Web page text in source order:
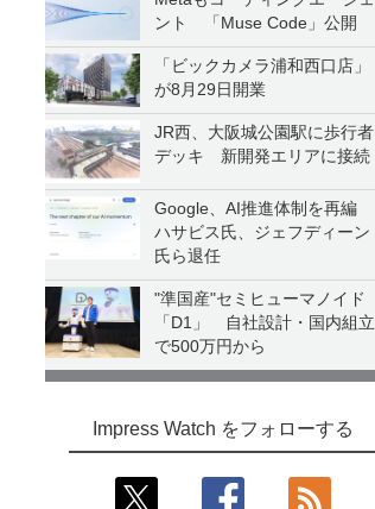
ント 「Muse Code」公開
「ビックカメラ浦和西口店」
が8月29日開業
JR西、大阪城公園駅に歩行者
デッキ 新開発エリアに接続
Google、AI推進体制を再編
ハサビス氏、ジェフディーン
氏ら退任
"準国産"セミヒューマノイド
「D1」 自社設計・国内組立
で500万円から
Impress Watch をフォローする